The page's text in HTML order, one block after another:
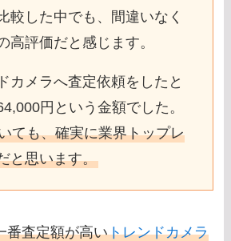
較した中でも、間違いなく
高評価だと感じます。
カメラへ査定依頼をしたと
円という金額でした。
ても、確実に業界トップレ
と思います。
査定額が高いトレンドカメラ